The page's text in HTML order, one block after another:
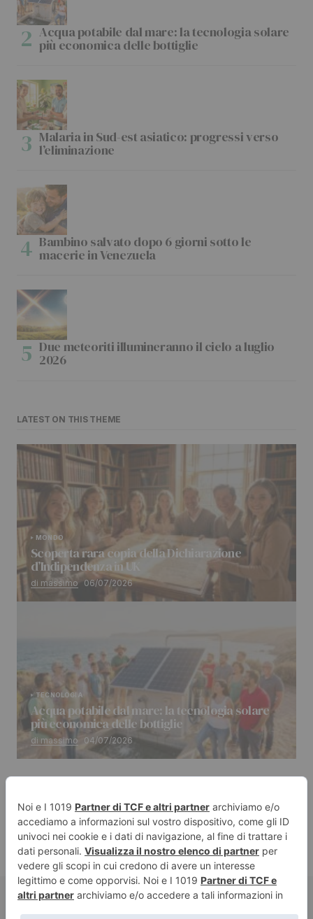
Acqua potabile dal mare: la tecnologia solare
più economica delle bottiglie
Malaria in Sud-est asiatico: progressi verso
l’eliminazione
Bambino salvato dopo 6 giorni sotto le
macerie in Venezuela
Due meteoriti illumineranno il cielo a luglio
2026
LATEST ON THIS THEME
MONDO
Scoperta rara copia della Dichiarazione
d’Indipendenza in UK
di massimo 06/07/2026
TECNOLOGIA
Acqua potabile dal mare: la tecnologia solare
più economica delle bottiglie
di massimo 04/07/2026